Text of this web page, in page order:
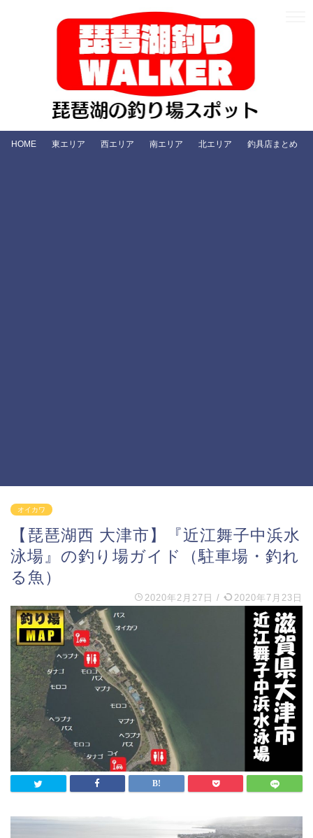
HOME 東エリア 西エリア 南エリア 北エリア 釣具店まとめ
オイカワ
【琵琶湖西 大津市】『近江舞子中浜水
泳場』の釣り場ガイド（駐車場・釣れ
る魚）
2020年2月27日 / 2020年7月23日